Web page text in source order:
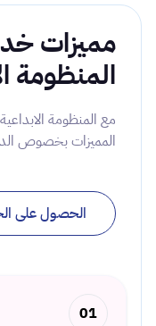
مميزات
المنظومة
مع المنظومة
المميزات بخصوص
الحصول على
01